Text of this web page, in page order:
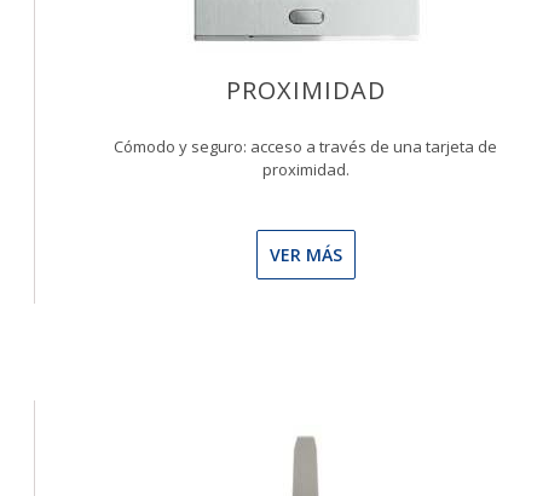
PROXIMIDAD
Cómodo y seguro: acceso a través de una tarjeta de
proximidad.
VER MÁS